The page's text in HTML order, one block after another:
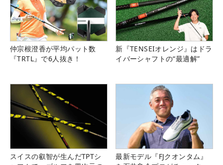
仲宗根澄香が平均パット数
『TRTL』で6人抜き！
新『TENSEIオレンジ』はドラ
イバーシャフトの“最適解”
スイスの叡智が生んだTPTシ
最新モデル『FJクオンタム』